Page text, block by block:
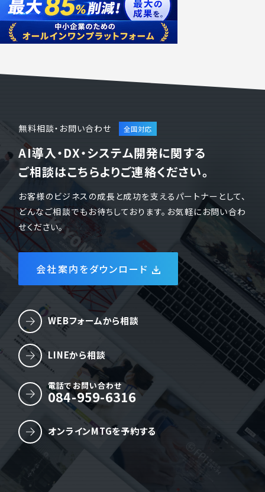
無料相談・お問い合わせ
AI導入・DX・システム開発に関する
ご相談はこちらよりご連絡ください。
お客様のビジネスの成長と成功を支えるパートナーとして、
どんなご相談でもお待ちしております。お気軽にお問い合わ
せください。
会社案内をダウンロード
WEBフォームから相談
LINEから相談
電話でお問い合わせ
084-959-6316
オンラインMTGを予約する